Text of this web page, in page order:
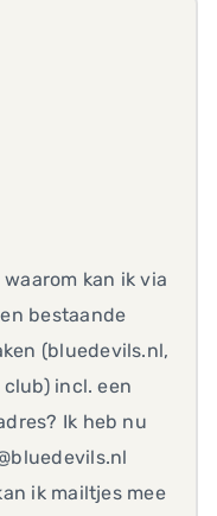
kan ik via
bestaande
(bluedevils.nl,
incl. een
Ik heb nu
ik mailtjes mee